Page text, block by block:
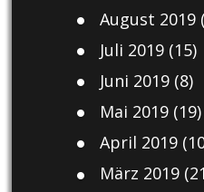
August 2019
Juli 2019(15)
Juni 2019(8)
Mai 2019(19)
April 2019
März 2019